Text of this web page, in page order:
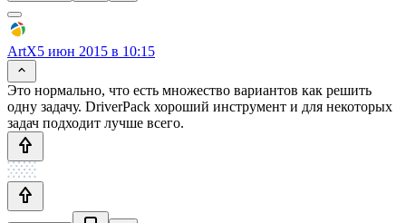
ArtX5 июн 2015 в 10:15
Это нормально, что есть множество вариантов как решить
одну задачу. DriverPack хороший инструмент и для некоторых
задач подходит лучше всего.